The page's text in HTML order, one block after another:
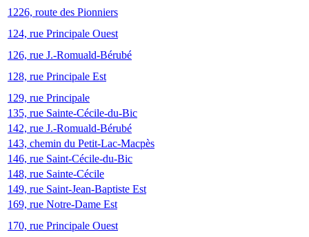
1226, route des Pionniers
124, rue Principale Ouest
126, rue J.-Romuald-Bérubé
128, rue Principale Est
129, rue Principale
135, rue Sainte-Cécile-du-Bic
142, rue J.-Romuald-Bérubé
143, chemin du Petit-Lac-Macpès
146, rue Saint-Cécile-du-Bic
148, rue Sainte-Cécile
149, rue Saint-Jean-Baptiste Est
169, rue Notre-Dame Est
170, rue Principale Ouest